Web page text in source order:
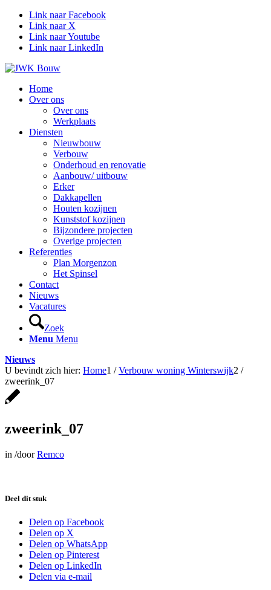
Link naar Facebook
Link naar X
Link naar Youtube
Link naar LinkedIn
Home
Over ons
Over ons
Werkplaats
Diensten
Nieuwbouw
Verbouw
Onderhoud en renovatie
Aanbouw/ uitbouw
Erker
Dakkapellen
Houten kozijnen
Kunststof kozijnen
Bijzondere projecten
Overige projecten
Referenties
Plan Morgenzon
Het Spinsel
Contact
Nieuws
Vacatures
Zoek
Menu Menu
Nieuws
U bevindt zich hier: Home1 / Verbouw woning Winterswijk2 /
zweerink_07
zweerink_07
in /doorRemco
Deel dit stuk
Delen op Facebook
Delen op X
Delen op WhatsApp
Delen op Pinterest
Delen op LinkedIn
Delen via e-mail